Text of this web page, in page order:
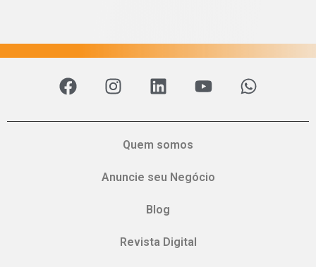
Quem somos
Anuncie seu Negócio
Blog
Revista Digital